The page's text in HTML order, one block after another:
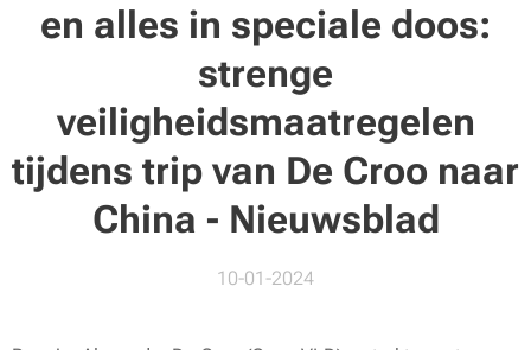
en alles in speciale doos:
strenge
veiligheidsmaatregelen
tijdens trip van De Croo naar
China - Nieuwsblad
10-01-2024